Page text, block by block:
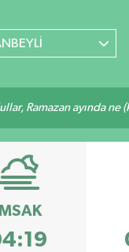
Ramazan ayında